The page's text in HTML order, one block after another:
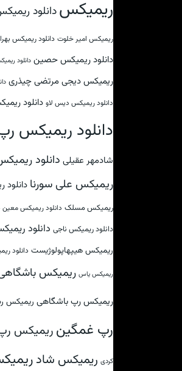
ریمیکسدانلود
ریمیکس امیر خلوت دانلود ریمیکس
دانلود ریمیکس حصین دانلود
ریمیکس دیجی مرتضی چیذری
دانلود ریمیکس دیس لاو دانلود
دانلود ریمیکس
شادمهر عقیلی دانلود
ریمیکس علی سورنا
ریمیکس مسلک دانلود ریمیکس معین
دانلود ریمیکس ناجی دانلود
ریمیکس هیپهاپولوژیست دانلود
ریمیکس یاس ریمیکس
ریمیکس رپ باشگاهی ریمیکس
رپ غمگین ریمیکس
کردی ریمیکس شاد